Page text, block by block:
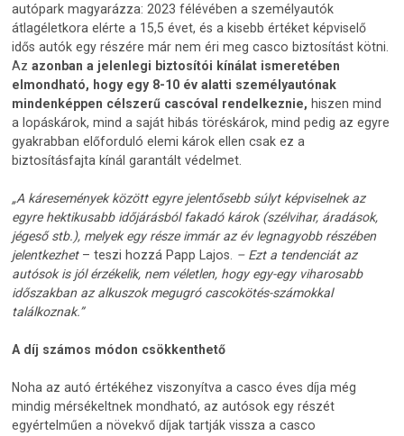
autópark magyarázza: 2023 félévében a személyautók
átlagéletkora elérte a 15,5 évet, és a kisebb értéket képviselő
idős autók egy részére már nem éri meg casco biztosítást kötni.
Azazonban a jelenlegi biztosítói kínálat ismeretében
elmondható, hogy egy 8-10 év alatti személyautónak
mindenképpen célszerű cascóval rendelkeznie, hiszen mind
a lopáskárok, mind a saját hibás töréskárok, mind pedig az egyre
gyakrabban előforduló elemi károk ellen csak ez a
biztosításfajta kínál garantált védelmet.
„A káresemények között egyre jelentősebb súlyt képviselnek az
egyre hektikusabb időjárásból fakadó károk (szélvihar, áradások,
jégeső stb.), melyek egy része immár az év legnagyobb részében
jelentkezhet– teszi hozzá Papp Lajos. – Ezt a tendenciát az
autósok is jól érzékelik, nem véletlen, hogy egy-egy viharosabb
időszakban az alkuszok megugró cascokötés-számokkal
találkoznak.”
A díj számos módon csökkenthető
Noha az autó értékéhez viszonyítva a casco éves díja még
mindig mérsékeltnek mondható, az autósok egy részét
egyértelműen a növekvő díjak tartják vissza a casco